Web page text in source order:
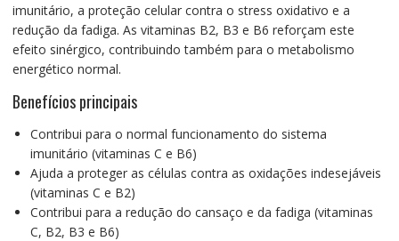
imunitário, a proteção celular contra o stress oxidativo e a
redução da fadiga. As vitaminas B2, B3 e B6 reforçam este
efeito sinérgico, contribuindo também para o metabolismo
energético normal.
Benefícios principais
Contribui para o normal funcionamento do sistema
imunitário (vitaminas C e B6)
Ajuda a proteger as células contra as oxidações indesejáveis
(vitaminas C e B2)
Contribui para a redução do cansaço e da fadiga (vitaminas
C, B2, B3 e B6)